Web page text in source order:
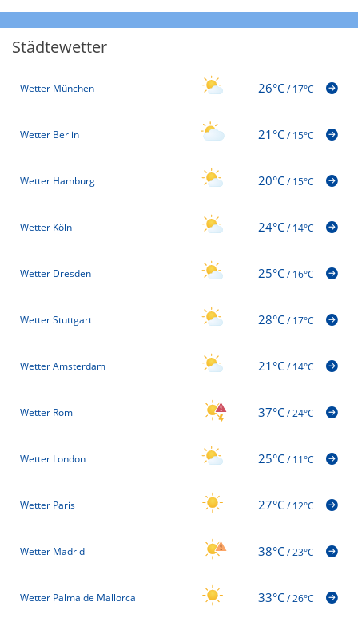
Städtewetter
Wetter München 26°C/17°C
Wetter Berlin 21°C/15°C
Wetter Hamburg 20°C/15°C
Wetter Köln 24°C/14°C
Wetter Dresden 25°C/16°C
Wetter Stuttgart 28°C/17°C
Wetter Amsterdam 21°C/14°C
Wetter Rom 37°C/24°C
Wetter London 25°C/11°C
Wetter Paris 27°C/12°C
Wetter Madrid 38°C/23°C
Wetter Palma de Mallorca 33°C/26°C